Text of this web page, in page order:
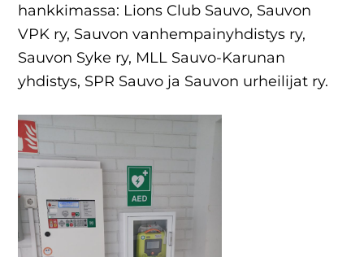
hankkimassa: Lions Club Sauvo, Sauvon
VPK ry, Sauvon vanhempainyhdistys ry,
Sauvon Syke ry, MLL Sauvo-Karunan
yhdistys, SPR Sauvo ja Sauvon urheilijat ry.